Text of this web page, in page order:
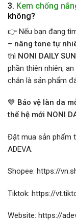
3. Kem chống
không?
👉 Nếu bạn đang
– nâng tone tự
thì NONI DAILY SUN
phần thiên nhiên,
chắn là sản phẩm
💙 Bảo vệ làn da
thế hệ mới NONI
Đặt mua sản phẩm
ADEVA:
Shopee: https://
Tiktok: https://
Website: https://